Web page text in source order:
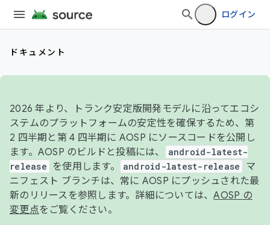
ログイン
ドキュメント
2026 年より、トランク安定版開発モデルに沿ってエコシ
ステムのプラットフォームの安定性を確保するため、第
2 四半期と第 4 四半期に AOSP にソースコードを公開し
ます。AOSP のビルドと投稿には、
android-latest-
release
を使用します。 android-latest-release
マ
ニフェスト ブランチは、常に AOSP にプッシュされた最
新のリリースを参照します。詳細については、AOSP の
変更点をご覧ください。